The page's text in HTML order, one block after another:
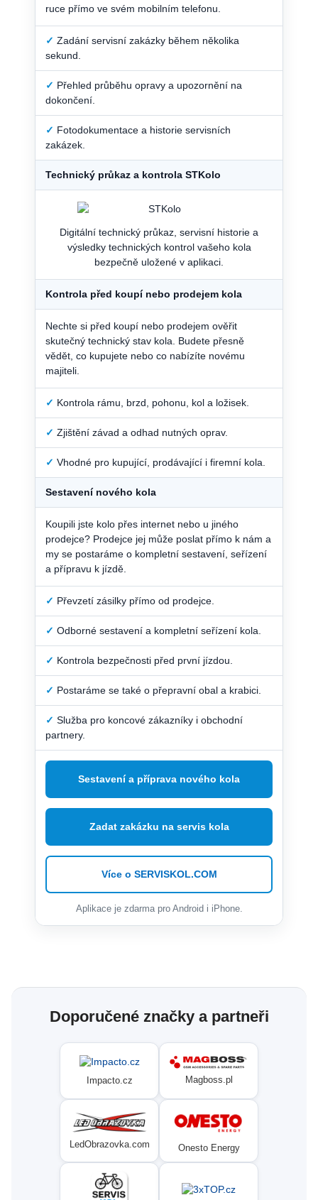
ruce přímo ve svém mobilním telefonu.
✓ Zadání servisní zakázky během několika
sekund.
✓ Přehled průběhu opravy a upozornění na
dokončení.
✓ Fotodokumentace a historie servisních
zakázek.
Technický průkaz a kontrola STKolo
Digitální technický průkaz, servisní historie a
výsledky technických kontrol vašeho kola
bezpečně uložené v aplikaci.
Kontrola před koupí nebo prodejem kola
Nechte si před koupí nebo prodejem ověřit
skutečný technický stav kola. Budete přesně
vědět, co kupujete nebo co nabízíte novému
majiteli.
✓ Kontrola rámu, brzd, pohonu, kol a ložisek.
✓ Zjištění závad a odhad nutných oprav.
✓ Vhodné pro kupující, prodávající i firemní kola.
Sestavení nového kola
Koupili jste kolo přes internet nebo u jiného
prodejce? Prodejce jej může poslat přímo k nám a
my se postaráme o kompletní sestavení, seřízení
a přípravu k jízdě.
✓ Převzetí zásilky přímo od prodejce.
✓ Odborné sestavení a kompletní seřízení kola.
✓ Kontrola bezpečnosti před první jízdou.
✓ Postaráme se také o přepravní obal a krabici.
✓ Služba pro koncové zákazníky i obchodní
partnery.
Sestavení a příprava nového kola
Zadat zakázku na servis kola
Více o SERVISKOL.COM
Aplikace je zdarma pro Android i iPhone.
Doporučené značky a partneři
Impacto.cz Magboss.pl
LedObrazovka.com Onesto Energy